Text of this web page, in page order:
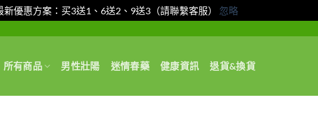
新優惠方案：买3送1、6送2、9送3（請聯繫客服） 忽略
所有商品 男性壯陽 迷情春藥 健康資訊 退貨&換貨